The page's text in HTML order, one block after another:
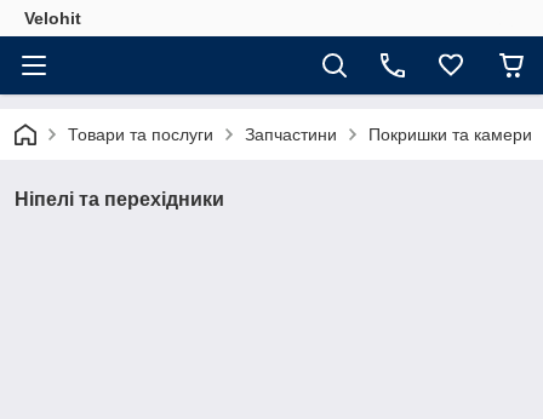
Velohit
Товари та послуги Запчастини Покришки та камери
Ніпелі та перехідники